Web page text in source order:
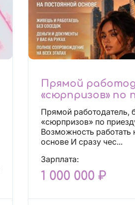
Прямой
«сюрпризов» по
Прямой работодатель,
«сюрпризов» по
Возможность работать
основе И сразу чес...
Зарплата:
1 000 000 ₽